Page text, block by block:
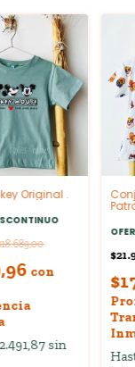
Original .
con
sin